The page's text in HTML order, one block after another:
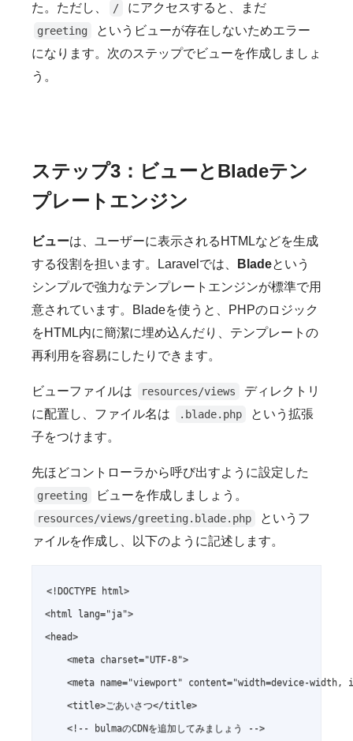
た。ただし、
/ にアクセスすると、まだ
greeting
というビューが存在しないためエラー
になります。次のステップでビューを作成しましょ
う。
ステップ3：ビューとBladeテン
プレートエンジン
ビューは、ユーザーに表示されるHTMLなどを生成
する役割を担います。Laravelでは、
Bladeという
シンプルで強力なテンプレートエンジンが標準で用
意されています。Bladeを使うと、PHPのロジック
をHTML内に簡潔に埋め込んだり、テンプレートの
再利用を容易にしたりできます。
ビューファイルは resources/views
ディレクトリ
に配置し、ファイル名は
.blade.php
という拡張
子をつけます。
先ほどコントローラから呼び出すように設定した
greeting ビューを作成しましょう。
resources/views/greeting.blade.php
というフ
ァイルを作成し、以下のように記述します。
<!DOCTYPE html>
<html lang="ja">
<head>
    <meta charset="UTF-8">
<meta name="viewport" content="width=device-width,
    <title>ごあいさつ</title>
    <!-- bulmaのCDNを追加してみましょう -->